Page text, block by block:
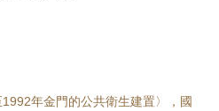
年金門的公共衛生建置〉，國